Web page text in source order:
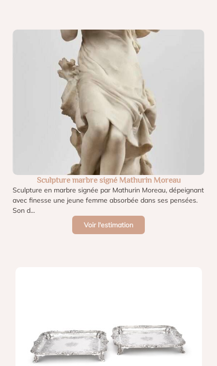
Sculpture marbre signé Mathurin Moreau
Sculpture en marbre signée par Mathurin Moreau, dépeignant
avec finesse une jeune femme absorbée dans ses pensées.
Son d...
Voir l'estimation